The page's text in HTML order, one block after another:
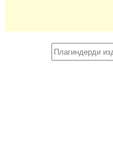
Плагиндерди